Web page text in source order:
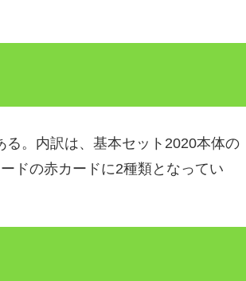
る。内訳は、基本セット2020本体の
ドの赤カードに2種類となってい